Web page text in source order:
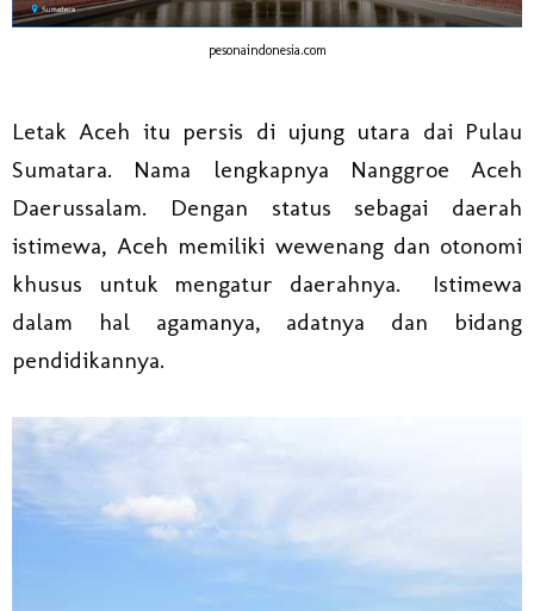
pesonaindonesia.com
Letak Aceh itu persis di ujung utara dai Pulau
Sumatara. Nama lengkapnya Nanggroe Aceh
Daerussalam. Dengan status sebagai daerah
istimewa, Aceh memiliki wewenang dan otonomi
khusus untuk mengatur daerahnya. Istimewa
dalam hal agamanya, adatnya dan bidang
pendidikannya.